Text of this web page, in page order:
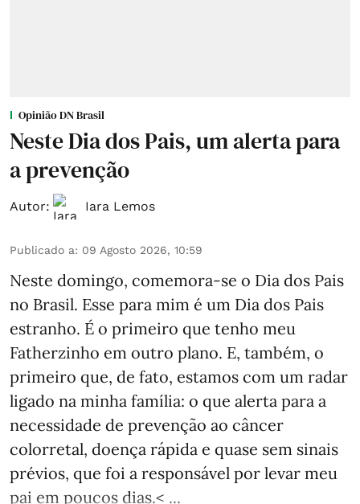
Opinião DN Brasil
Neste Dia dos Pais, um alerta para
a prevenção
Autor: Iara Lemos
Publicado a: 09 Agosto 2026, 10:59
Neste domingo, comemora-se o Dia dos Pais
no Brasil. Esse para mim é um Dia dos Pais
estranho. É o primeiro que tenho meu
Fatherzinho em outro plano. E, também, o
primeiro que, de fato, estamos com um radar
ligado na minha família: o que alerta para a
necessidade de prevenção ao câncer
colorretal, doença rápida e quase sem sinais
prévios, que foi a responsável por levar meu
pai em poucos dias.< ...